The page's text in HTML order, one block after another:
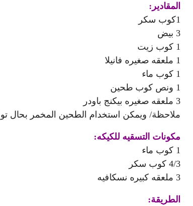
المقادير:
1كوب سكر
3 بيض
1 كوب زيت
1 ملعقه صغيره فانيلا
1 كوب ماء
1 ونص كوب طحين
3 ملعقه صغيره بيكنج باودر
ملاحظة/ ويمكن استخدام الطحين المخمر بحال
مكونات التسقيه للكيكه:
1 كوب ماء
4/3 كوب سكر
3 ملعقه كبيره نسكافيه
الطريقة: